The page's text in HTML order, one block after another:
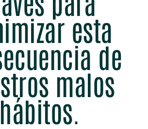
esta
de
malos
hábitos.